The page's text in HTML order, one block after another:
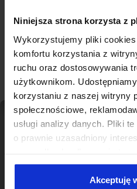
Niniejsza strona korzysta z
Wykorzystujemy pliki
komfortu korzystania z
ruchu oraz dostosowywania
użytkownikom.
korzystaniu z naszej witryny
społecznościowe,
usługi analizy danych. Pliki
o prawnie uzasadniony
Niektóre z plików cookies
przez naszych
Akceptuję
miarę Grójca
Sprawdź